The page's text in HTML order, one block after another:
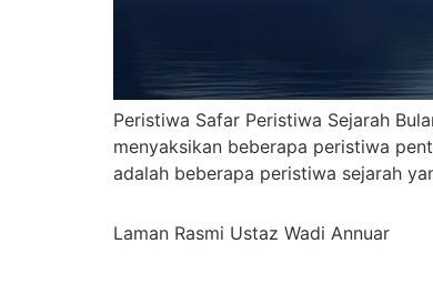
Peristiwa Safar Peristiwa Sejarah
menyaksikan beberapa peristiwa
adalah beberapa peristiwa sejarah
Laman Rasmi Ustaz Wadi Annuar